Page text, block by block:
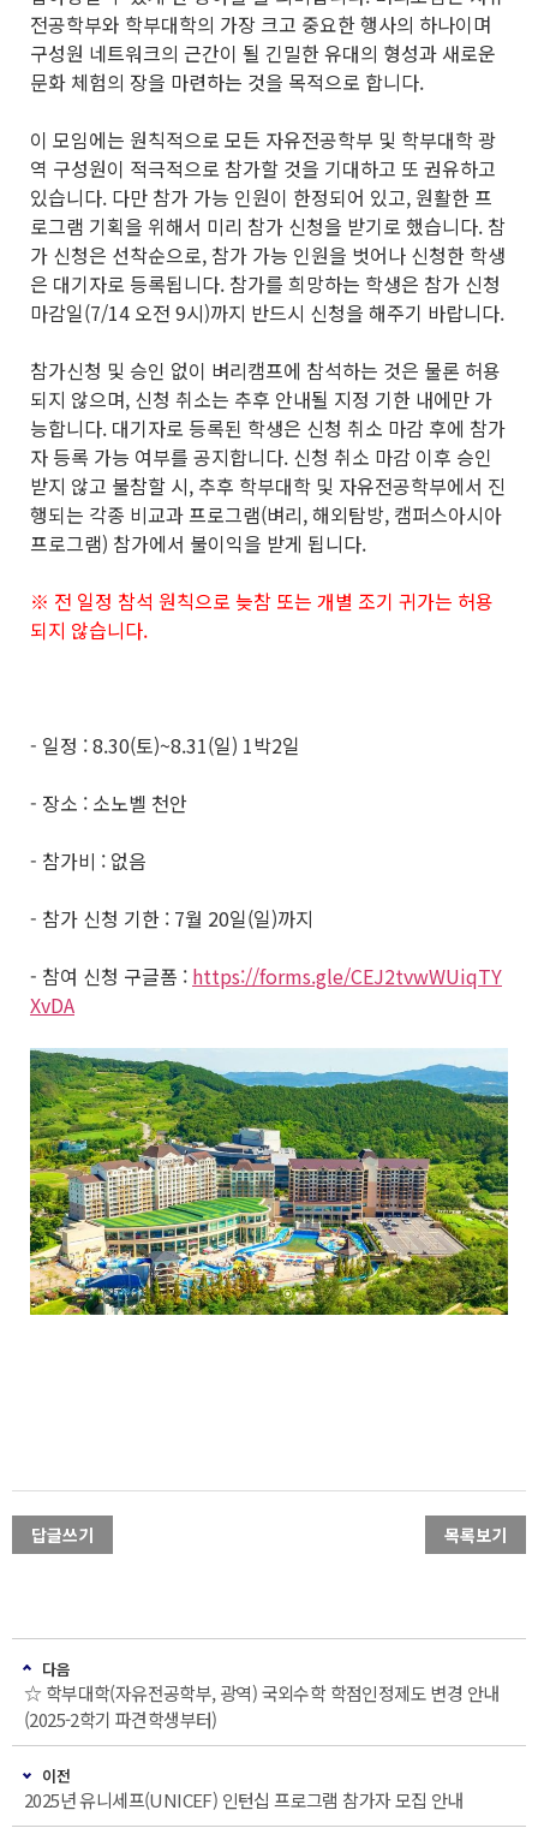
전공학부와 학부대학의 가장 크고 중요한 행사의 하나이며
구성원 네트워크의 근간이 될 긴밀한 유대의 형성과 새로운
문화 체험의 장을 마련하는 것을 목적으로 합니다.
이 모임에는 원칙적으로 모든 자유전공학부 및 학부대학 광
역 구성원이 적극적으로 참가할 것을 기대하고 또 권유하고
있습니다. 다만 참가 가능 인원이 한정되어 있고, 원활한 프
로그램 기획을 위해서 미리 참가 신청을 받기로 했습니다. 참
가 신청은 선착순으로, 참가 가능 인원을 벗어나 신청한 학생
은 대기자로 등록됩니다. 참가를 희망하는 학생은 참가 신청
마감일(7/14 오전 9시)까지 반드시 신청을 해주기 바랍니다.
참가신청 및 승인 없이 벼리캠프에 참석하는 것은 물론 허용
되지 않으며, 신청 취소는 추후 안내될 지정 기한 내에만 가
능합니다. 대기자로 등록된 학생은 신청 취소 마감 후에 참가
자 등록 가능 여부를 공지합니다. 신청 취소 마감 이후 승인
받지 않고 불참할 시, 추후 학부대학 및 자유전공학부에서 진
행되는 각종 비교과 프로그램(벼리, 해외탐방, 캠퍼스아시아
프로그램) 참가에서 불이익을 받게 됩니다.
※ 전 일정 참석 원칙으로 늦참 또는 개별 조기 귀가는 허용
되지 않습니다.
- 일정 : 8.30(토)~8.31(일) 1박2일
- 장소 : 소노벨 천안
- 참가비 : 없음
- 참가 신청 기한 : 7월 20일(일)까지
- 참여 신청 구글폼 : https://forms.gle/CEJ2tvwWUiqTY
XvDA
답글쓰기 목록보기
다음
☆ 학부대학(자유전공학부, 광역) 국외수학 학점인정제도 변경 안내
(2025-2학기 파견학생부터)
이전
2025년 유니세프(UNICEF) 인턴십 프로그램 참가자 모집 안내